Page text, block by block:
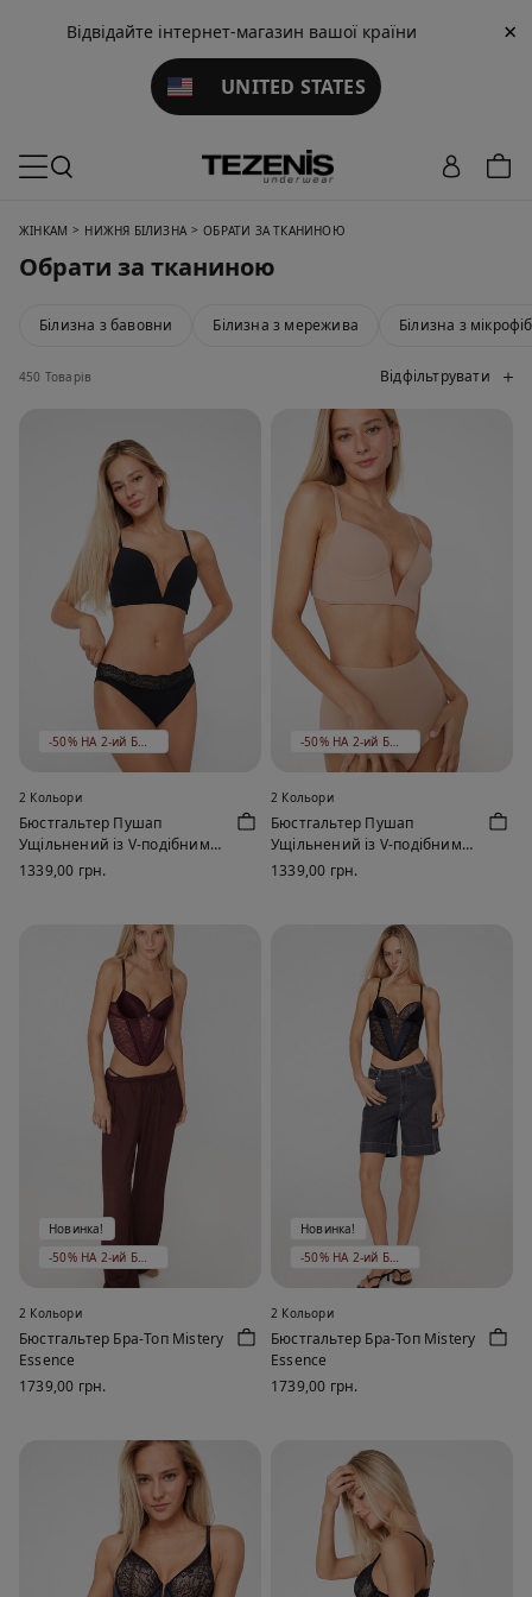
Відвідайте інтернет-магазин вашої країни
UNITED STATES
×
ЖІНКАМ > НИЖНЯ БІЛИЗНА > ОБРАТИ ЗА ТКАНИНОЮ
Обрати за тканиною
Білизна з бавовни Білизна з мережива Білизна з
450 Товарів Відфільтрувати
-50% НА 2-ий БЮСТГАЛЬТЕР
2 Кольори
Бюстгальтер Пушап
Ущільнений із V-подібним
Вирізом
1339,00 грн.
-50% НА 2-ий БЮСТГАЛЬТЕР
2 Кольори
Бюстгальтер Пушап
Ущільнений із V-подібним
Вирізом
1339,00 грн.
Новинка!
-50% НА 2-ий БЮСТГАЛЬТЕР
2 Кольори
Бюстгальтер Бра-Топ Mistery
Essence
1739,00 грн.
Новинка!
-50% НА 2-ий БЮСТГАЛЬТЕР
2 Кольори
Бюстгальтер Бра-Топ Mistery
Essence
1739,00 грн.